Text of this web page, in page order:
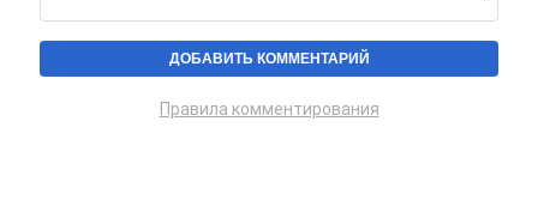
Правила комментирования